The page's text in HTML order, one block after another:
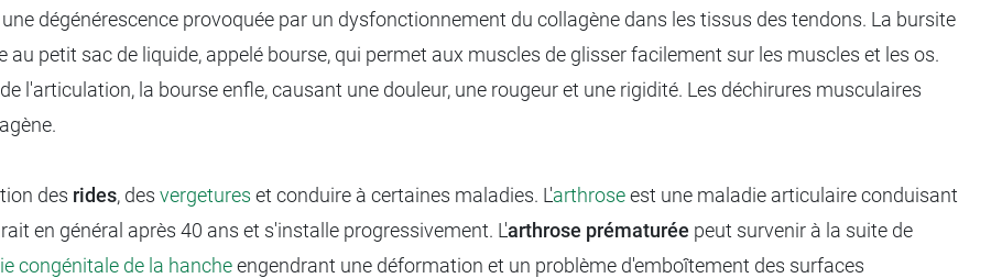
dégénérescence provoquée par un dysfonctionnement du collagène dans les tissus des tendons. La bursite
petit sac de liquide, appelé bourse, qui permet aux muscles de glisser facilement sur les muscles et les os.
l'articulation, la bourse enfle, causant une douleur, une rougeur et une rigidité. Les déchirures musculaires
des rides, des vergetures et conduire à certaines maladies. L'arthroseest une maladie articulaire conduisant
en général après 40 ans et s'installe progressivement. L'arthrose prématurée peut survenir à la suite de
congénitale de la hancheengendrant une déformation et un problème d'emboîtement des surfaces